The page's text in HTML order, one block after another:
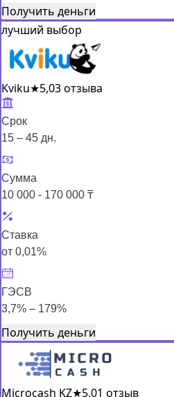
Получить деньги
лучший выбор
Kviku★5,03 отзыва
Срок
15 – 45 дн.
Сумма
10 000 - 170 000 ₸
Ставка
от 0,01%
ГЭСВ
3,7% – 179%
Получить деньги
Microcash KZ★5,01 отзыв